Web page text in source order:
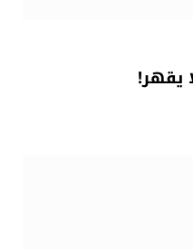
يقهر!